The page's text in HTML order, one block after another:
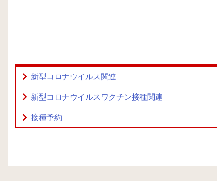
新型コロナウイルス関連
新型コロナウイルスワクチン接種関連
接種予約